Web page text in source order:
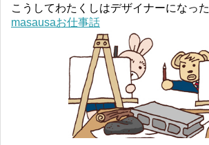
こうしてわたくしはデザイナーになった
masausaお仕事話